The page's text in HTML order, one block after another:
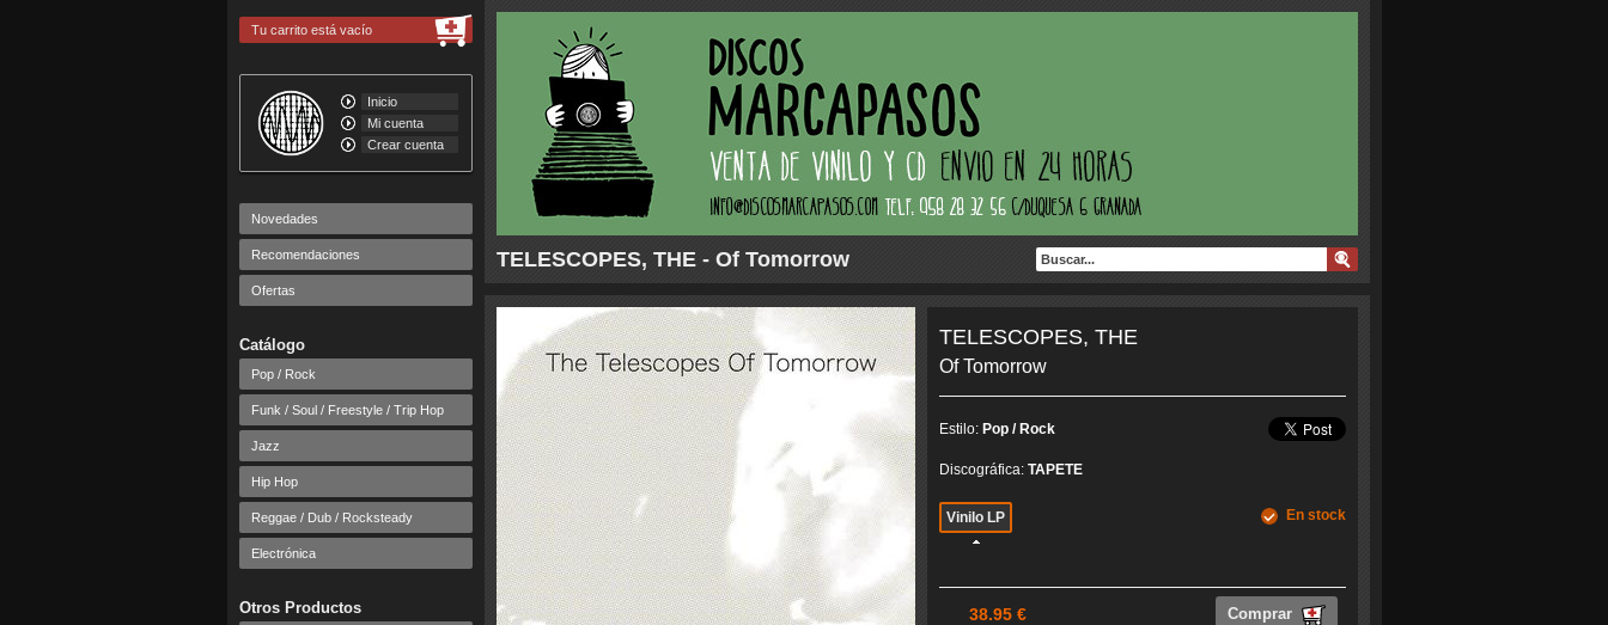
TELESCOPES, THE - Of Tomorrow
Tu carrito está vacío
Inicio
Mi cuenta
Crear cuenta
Novedades
Recomendaciones
Ofertas
Catálogo
Pop / Rock
Funk / Soul / Freestyle / Trip Hop
Jazz
Hip Hop
Reggae / Dub / Rocksteady
Electrónica
Otros Productos
TELESCOPES, THE
Of Tomorrow
Estilo: Pop / Rock
Discográfica: TAPETE
Vinilo LP En stock
38.95 € Comprar